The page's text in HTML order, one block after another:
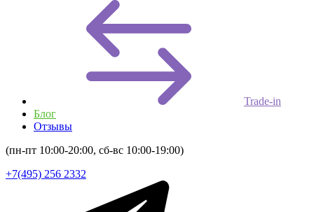
Trade-in
Блог
Отзывы
(пн-пт 10:00-20:00, сб-вс 10:00-19:00)
+7(495) 256 2332